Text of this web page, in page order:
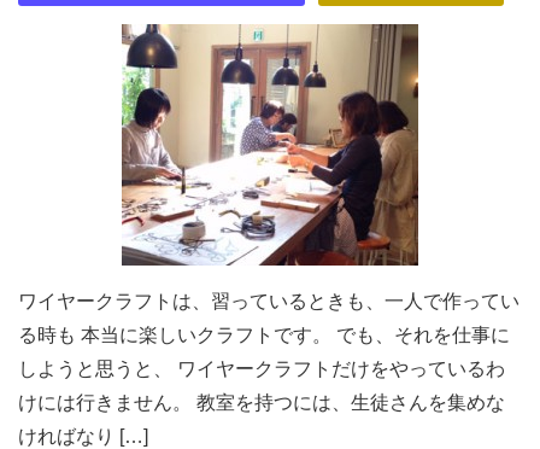
ワイヤークラフトは、習っているときも、一人で作ってい
る時も 本当に楽しいクラフトです。 でも、それを仕事に
しようと思うと、 ワイヤークラフトだけをやっているわ
けには行きません。 教室を持つには、生徒さんを集めな
ければなり […]